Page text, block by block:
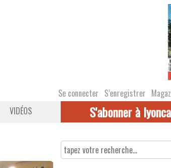
Se connecter S’enregistrer
VIDÉOS S'abonner à